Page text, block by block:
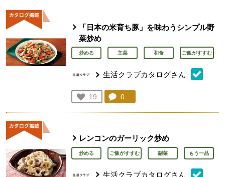
「日本の米育ち豚」を味わうシンプル野
菜炒め
炒める 主菜 和食 ご飯がすすむ
生活クラブカタログさん
お気に入り登録：
19
人が登録
コメント：
0
レンコンのガーリック炒め
炒める ご飯がすすむ 副菜 もう一品
生活クラブカタログさん